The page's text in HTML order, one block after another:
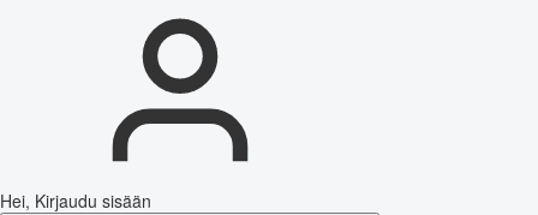
Hei, Kirjaudu sisään